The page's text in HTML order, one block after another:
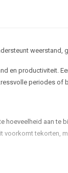
weerstand,
en productiviteit.
periodes of
aan te
tekorten,